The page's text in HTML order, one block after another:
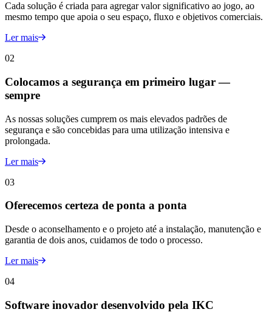
Cada solução é criada para agregar valor significativo ao jogo, ao
mesmo tempo que apoia o seu espaço, fluxo e objetivos comerciais.
Ler mais
02
Colocamos a segurança em primeiro lugar —
sempre
As nossas soluções cumprem os mais elevados padrões de
segurança e são concebidas para uma utilização intensiva e
prolongada.
Ler mais
03
Oferecemos certeza de ponta a ponta
Desde o aconselhamento e o projeto até a instalação, manutenção e
garantia de dois anos, cuidamos de todo o processo.
Ler mais
04
Software inovador desenvolvido pela IKC